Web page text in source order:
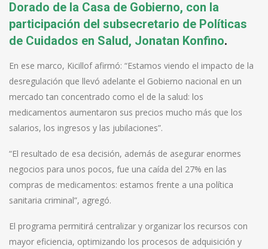
Dorado de la Casa de Gobierno, con la
participación del subsecretario de Políticas
de Cuidados en Salud, Jonatan Konfino.
En ese marco, Kicillof afirmó: “Estamos viendo el impacto de la
desregulación que llevó adelante el Gobierno nacional en un
mercado tan concentrado como el de la salud: los
medicamentos aumentaron sus precios mucho más que los
salarios, los ingresos y las jubilaciones”.
“El resultado de esa decisión, además de asegurar enormes
negocios para unos pocos, fue una caída del 27% en las
compras de medicamentos: estamos frente a una política
sanitaria criminal”, agregó.
El programa permitirá centralizar y organizar los recursos con
mayor eficiencia, optimizando los procesos de adquisición y